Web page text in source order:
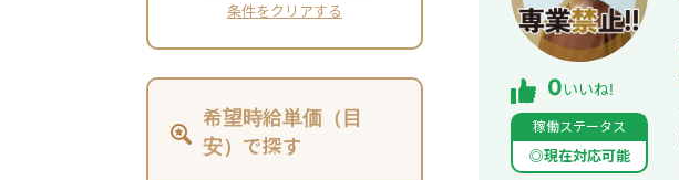
条件をクリアする
希望時給単価（目
安）で探す
0いいね!
稼働ステータス
◎現在対応可能